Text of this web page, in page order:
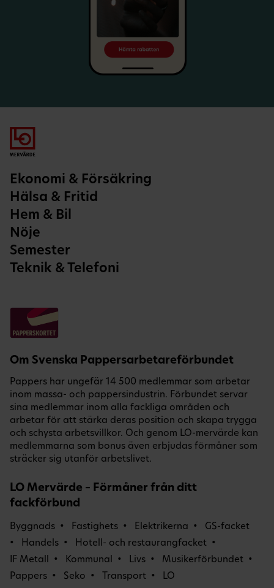
Ekonomi & Försäkring
Hälsa & Fritid
Hem & Bil
Nöje
Semester
Teknik & Telefoni
Om Svenska Pappersarbetareförbundet
Pappers har ungefär 14 500 medlemmar som arbetar
inom massa- och pappersindustrin. Förbundet servar
sina medlemmar inom alla fackliga områden och
arbetar för att stärka deras position och skapa trygga
och schysta arbetsvillkor. Och genom LO-mervärde kan
medlemmarna som bonus även erbjudas förmåner som
sträcker sig utanför arbetslivet.
LO Mervärde – Förmåner från ditt
fackförbund
Byggnads Fastighets Elektrikerna
GS-facket
Handels
Hotell- och restaurangfacket
IF Metall
Kommunal Livs
Musikerförbundet
Pappers
Seko Transport LO